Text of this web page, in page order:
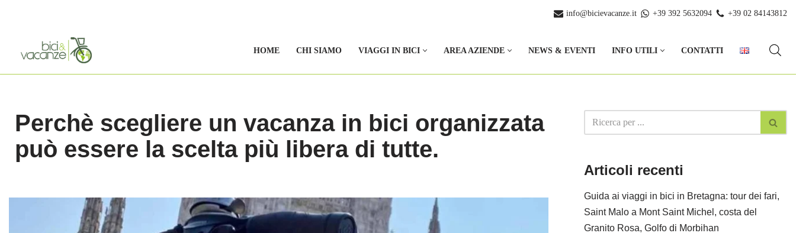
info@bicievacanze.it +39 392 5632094 +39 02 84143812
HOME CHI SIAMO VIAGGI IN BICI AREA AZIENDE NEWS & EVENTI INFO UTILI CONTATTI
Perchè scegliere un vacanza in bici organizzata
può essere la scelta più libera di tutte.
Articoli recenti
Guida ai viaggi in bici in Bretagna: tour dei fari,
Saint Malo a Mont Saint Michel, costa del
Granito Rosa, Golfo di Morbihan